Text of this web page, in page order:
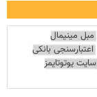
مبل مینیمال
اعتبارسنجی بانکی
سایت یوتوتایمز